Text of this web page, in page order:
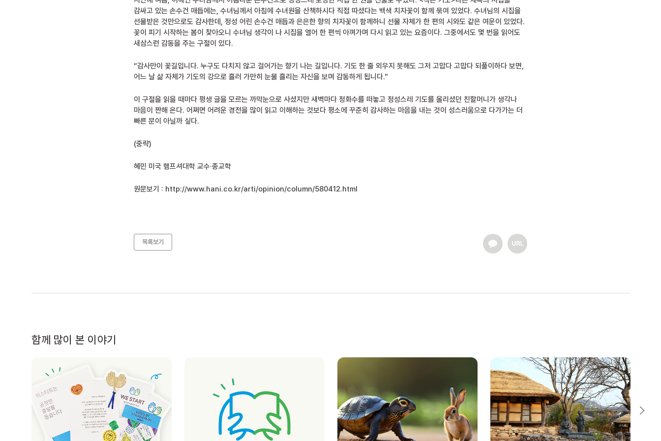
감싸고 있는 손수건 매듭에는, 수녀님께서 아침에 수녀원을 산책하시다 직접 따셨다는 백색 치자꽃이 함께 묶여 있었다. 수녀님의 시집을
선물받은 것만으로도 감사한데, 정성 어린 손수건 매듭과 은은한 향의 치자꽃이 함께하니 선물 자체가 한 편의 시와도 같은 여운이 있었다.
꽃이 피기 시작하는 봄이 찾아오니 수녀님 생각이 나 시집을 열어 한 편씩 아껴가며 다시 읽고 있는 요즘이다. 그중에서도 몇 번을 읽어도
새삼스런 감동을 주는 구절이 있다.
“감사만이 꽃길입니다. 누구도 다치지 않고 걸어가는 향기 나는 길입니다. 기도 한 줄 외우지 못해도 그저 고맙다 고맙다 되풀이하다 보면,
어느 날 삶 자체가 기도의 강으로 흘러 가만히 눈물 흘리는 자신을 보며 감동하게 됩니다.”
이 구절을 읽을 때마다 평생 글을 모르는 까막눈으로 사셨지만 새벽마다 정화수를 떠놓고 정성스레 기도를 올리셨던 친할머니가 생각나
마음이 짠해 온다. 어쩌면 어려운 경전을 많이 읽고 이해하는 것보다 평소에 꾸준히 감사하는 마음을 내는 것이 성스러움으로 다가가는 더
빠른 문이 아닐까 싶다.
(중략)
혜민 미국 햄프셔대학 교수·종교학
원문보기 : http://www.hani.co.kr/arti/opinion/column/580412.html
목록보기
함께 많이 본 이야기